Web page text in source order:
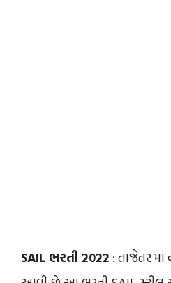
SAIL ભરતી 2022 : તાજેતર માં